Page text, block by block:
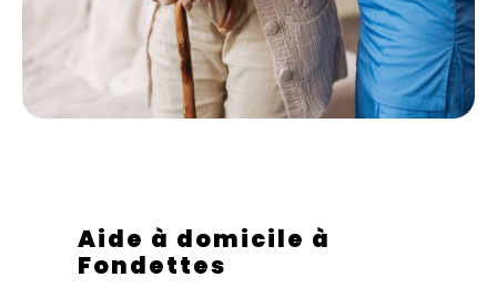
Aide à domicile à
Fondettes